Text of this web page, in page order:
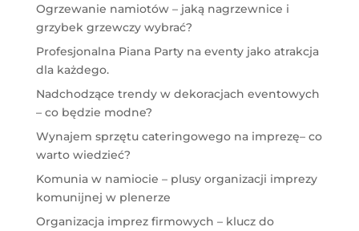
Ogrzewanie namiotów – jaką nagrzewnice i
grzybek grzewczy wybrać?
Profesjonalna Piana Party na eventy jako atrakcja
dla każdego.
Nadchodzące trendy w dekoracjach eventowych
– co będzie modne?
Wynajem sprzętu cateringowego na imprezę– co
warto wiedzieć?
Komunia w namiocie – plusy organizacji imprezy
komunijnej w plenerze
Organizacja imprez firmowych – klucz do